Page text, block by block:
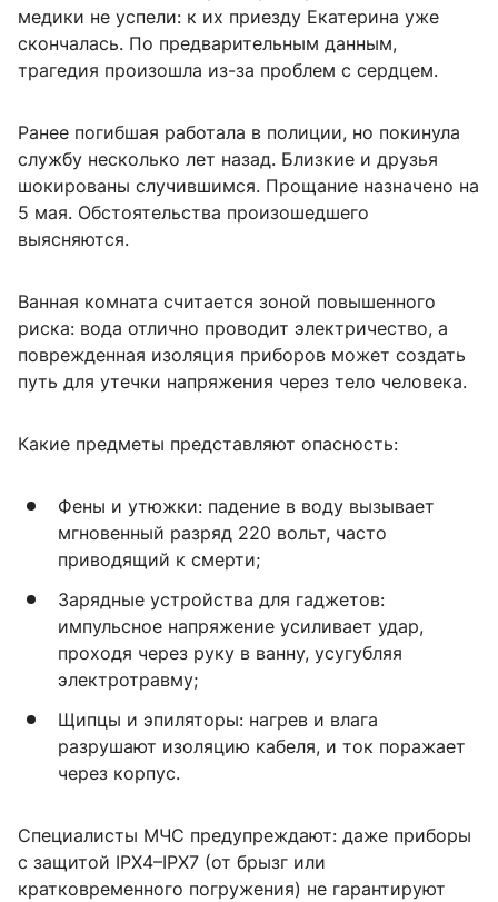
медики не успели: к их приезду Екатерина уже
скончалась. По предварительным данным,
трагедия произошла из-за проблем с сердцем.
Ранее погибшая работала в полиции, но покинула
службу несколько лет назад. Близкие и друзья
шокированы случившимся. Прощание назначено на
5 мая. Обстоятельства произошедшего
выясняются.
Ванная комната считается зоной повышенного
риска: вода отлично проводит электричество, а
поврежденная изоляция приборов может создать
путь для утечки напряжения через тело человека.
Какие предметы представляют опасность:
Фены и утюжки: падение в воду вызывает
мгновенный разряд 220 вольт, часто
приводящий к смерти;
Зарядные устройства для гаджетов:
импульсное напряжение усиливает удар,
проходя через руку в ванну, усугубляя
электротравму;
Щипцы и эпиляторы: нагрев и влага
разрушают изоляцию кабеля, и ток поражает
через корпус.
Специалисты МЧС предупреждают: даже приборы
с защитой IPX4–IPX7 (от брызг или
кратковременного погружения) не гарантируют